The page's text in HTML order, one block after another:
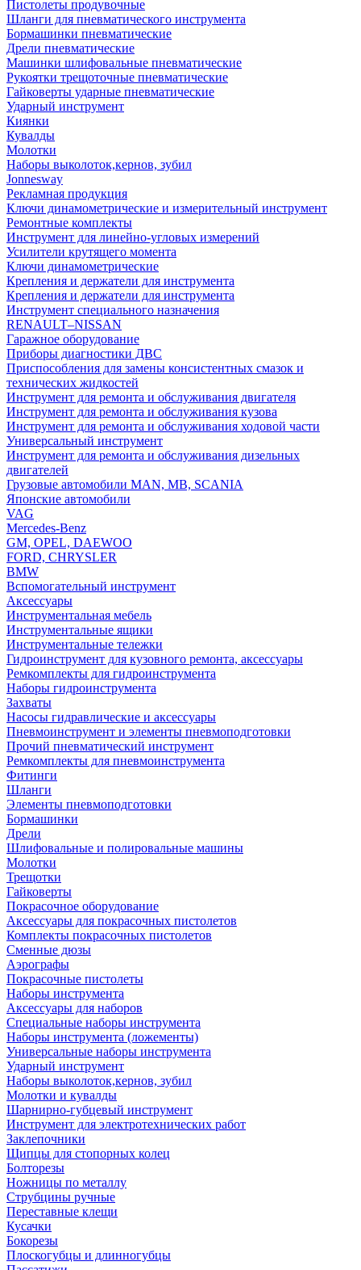
Пистолеты продувочные
Шланги для пневматического инструмента
Бормашинки пневматические
Дрели пневматические
Машинки шлифовальные пневматические
Рукоятки трещоточные пневматические
Гайковерты ударные пневматические
Ударный инструмент
Киянки
Кувалды
Молотки
Наборы выколоток,кернов, зубил
Jonnesway
Рекламная продукция
Ключи динамометрические и измерительный инструмент
Ремонтные комплекты
Инструмент для линейно-угловых измерений
Усилители крутящего момента
Ключи динамометрические
Крепления и держатели для инструмента
Крепления и держатели для инструмента
Инструмент специального назначения
RENAULT–NISSAN
Гаражное оборудование
Приборы диагностики ДВС
Приспособления для замены консистентных смазок и
технических жидкостей
Инструмент для ремонта и обслуживания двигателя
Инструмент для ремонта и обслуживания кузова
Инструмент для ремонта и обслуживания ходовой части
Универсальный инструмент
Инструмент для ремонта и обслуживания дизельных
двигателей
Грузовые автомобили MAN, MB, SCANIA
Японские автомобили
VAG
Mercedes-Benz
GM, OPEL, DAEWOO
FORD, CHRYSLER
BMW
Вспомогательный инструмент
Аксессуары
Инструментальная мебель
Инструментальные ящики
Инструментальные тележки
Гидроинструмент для кузовного ремонта, аксессуары
Ремкомплекты для гидроинструмента
Наборы гидроинструмента
Захваты
Насосы гидравлические и аксессуары
Пневмоинструмент и элементы пневмоподготовки
Прочий пневматический инструмент
Ремкомплекты для пневмоинструмента
Фитинги
Шланги
Элементы пневмоподготовки
Бормашинки
Дрели
Шлифовальные и полировальные машины
Молотки
Трещотки
Гайковерты
Покрасочное оборудование
Аксессуары для покрасочных пистолетов
Комплекты покрасочных пистолетов
Сменные дюзы
Аэрографы
Покрасочные пистолеты
Наборы инструмента
Аксессуары для наборов
Специальные наборы инструмента
Наборы инструмента (ложементы)
Универсальные наборы инструмента
Ударный инструмент
Наборы выколоток,кернов, зубил
Молотки и кувалды
Шарнирно-губцевый инструмент
Инструмент для электротехнических работ
Заклепочники
Щипцы для стопорных колец
Болторезы
Ножницы по металлу
Струбцины ручные
Переставные клещи
Кусачки
Бокорезы
Плоскогубцы и длинногубцы